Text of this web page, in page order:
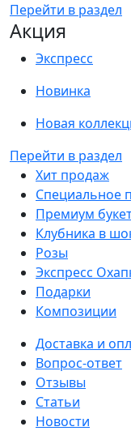
Перейти в раздел
Акция
Экспресс
Новинка
Новая
Перейти в раздел
Хит продаж
Специальное
Премиум
Клубника в
Розы
Экспресс
Подарки
Композиции
Доставка и
Вопрос-ответ
Отзывы
Статьи
Новости